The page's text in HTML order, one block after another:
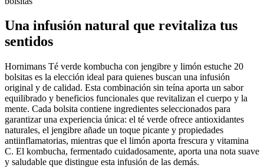
Una infusión natural que revitaliza tus
sentidos
Hornimans Té verde kombucha con jengibre y limón estuche 20
bolsitas es la elección ideal para quienes buscan una infusión
original y de calidad. Esta combinación sin teína aporta un sabor
equilibrado y beneficios funcionales que revitalizan el cuerpo y la
mente. Cada bolsita contiene ingredientes seleccionados para
garantizar una experiencia única: el té verde ofrece antioxidantes
naturales, el jengibre añade un toque picante y propiedades
antiinflamatorias, mientras que el limón aporta frescura y vitamina
C. El kombucha, fermentado cuidadosamente, aporta una nota suave
y saludable que distingue esta infusión de las demás.